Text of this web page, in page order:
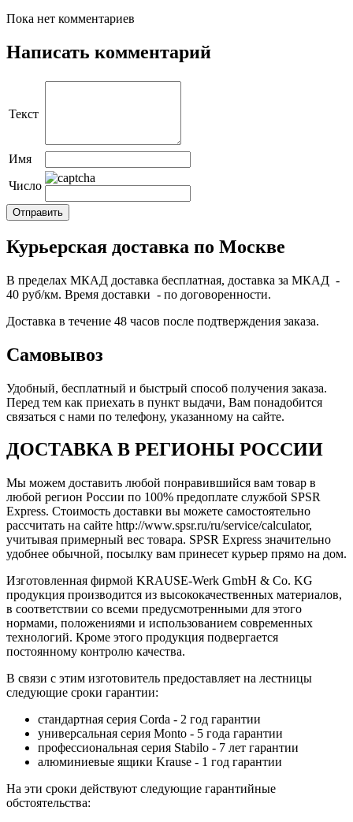
Пока нет комментариев
Написать комментарий
Текст
Имя
Число
Курьерская доставка по Москве
В пределах МКАД доставка бесплатная, доставка за МКАД -
40 руб/км. Время доставки - по договоренности.
Доставка в течение 48 часов после подтверждения заказа.
Самовывоз
Удобный, бесплатный и быстрый способ получения заказа.
Перед тем как приехать в пункт выдачи, Вам понадобится
связаться с нами по телефону, указанному на сайте.
ДОСТАВКА В РЕГИОНЫ РОССИИ
Мы можем доставить любой понравившийся вам товар в
любой регион России по 100% предоплате службой SPSR
Express. Стоимость доставки вы можете самостоятельно
рассчитать на сайте http://www.spsr.ru/ru/service/calculator,
учитывая примерный вес товара. SPSR Express значительно
удобнее обычной, посылку вам принесет курьер прямо на дом.
Изготовленная фирмой KRAUSE-Werk GmbH & Со. KG
продукция производится из высококачественных материалов,
в соответствии со всеми предусмотренными для этого
нормами, положениями и использованием современных
технологий. Кроме этого продукция подвергается
постоянному контролю качества.
В связи с этим изготовитель предоставляет на лестницы
следующие сроки гарантии:
стандартная серия Corda - 2 год гарантии
универсальная серия Monto - 5 года гарантии
профессиональная серия Stabilo - 7 лет гарантии
алюминиевые ящики Krause - 1 год гарантии
На эти сроки действуют следующие гарантийные
обстоятельства: